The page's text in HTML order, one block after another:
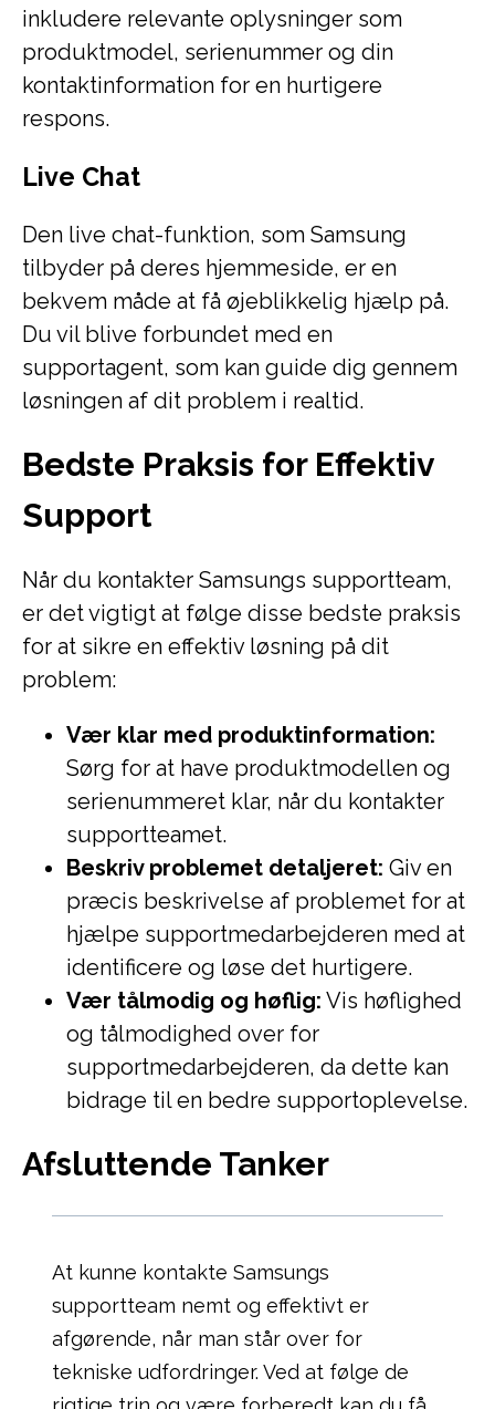
inkludere relevante oplysninger som
produktmodel, serienummer og din
kontaktinformation for en hurtigere
respons.
Live Chat
Den live chat-funktion, som Samsung
tilbyder på deres hjemmeside, er en
bekvem måde at få øjeblikkelig hjælp på.
Du vil blive forbundet med en
supportagent, som kan guide dig gennem
løsningen af dit problem i realtid.
Bedste Praksis for Effektiv
Support
Når du kontakter Samsungs supportteam,
er det vigtigt at følge disse bedste praksis
for at sikre en effektiv løsning på dit
problem:
Vær klar med produktinformation:
Sørg for at have produktmodellen og
serienummeret klar, når du kontakter
supportteamet.
Beskriv problemet detaljeret: Giv en
præcis beskrivelse af problemet for at
hjælpe supportmedarbejderen med at
identificere og løse det hurtigere.
Vær tålmodig og høflig: Vis høflighed
og tålmodighed over for
supportmedarbejderen, da dette kan
bidrage til en bedre supportoplevelse.
Afsluttende Tanker
At kunne kontakte Samsungs
supportteam nemt og effektivt er
afgørende, når man står over for
tekniske udfordringer. Ved at følge de